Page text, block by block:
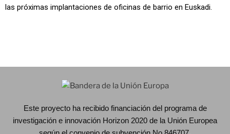
las próximas implantaciones de oficinas de barrio en Euskadi.
Este proyecto ha recibido financiación del programa de
investigación e innovación Horizon 2020 de la Unión Europea